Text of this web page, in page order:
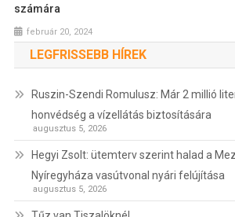
számára
február 20, 2024
LEGFRISSEBB HÍREK
Ruszin-Szendi Romulusz: Már 2 millió
honvédség a vízellátás biztosítására
augusztus 5, 2026
Hegyi Zsolt: ütemterv szerint halad a
Nyíregyháza vasútvonal nyári felújítása
augusztus 5, 2026